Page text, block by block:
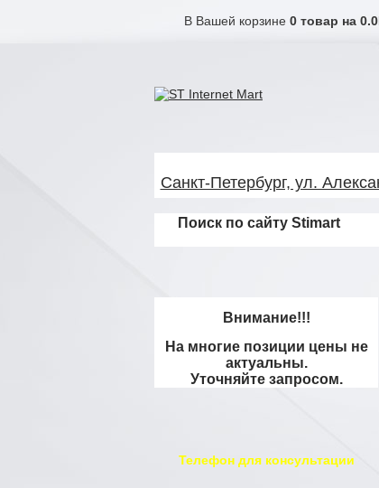
В Вашей корзине 0 товар на 0.0
Санкт-Петербург, ул.
Поиск по сайту Stimart
Внимание!!!
На многие позиции цены не
актуальны.
Уточняйте запросом.
Телефон для консультации